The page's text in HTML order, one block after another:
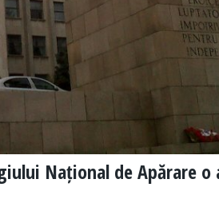
Național de Apărare o